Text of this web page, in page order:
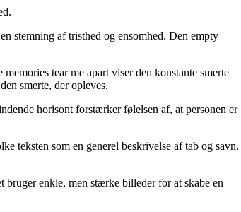
stemning af tristhed og ensomhed. Den empty
tear me apart viser den konstante smerte
smerte, der opleves.
horisont forstærker følelsen af, at personen er
teksten som en generel beskrivelse af tab og savn.
bruger enkle, men stærke billeder for at skabe en